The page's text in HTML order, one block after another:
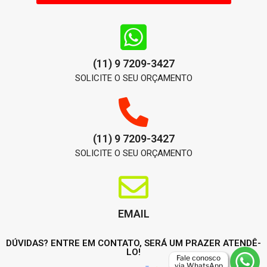
Fale conosco
(11) 9 7209-3427
SOLICITE O SEU ORÇAMENTO
(11) 9 7209-3427
SOLICITE O SEU ORÇAMENTO
EMAIL
DÚVIDAS? ENTRE EM CONTATO, SERÁ UM PRAZER ATENDÊ-
LO!